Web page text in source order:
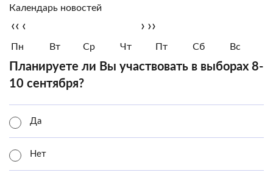
Календарь новостей
‹‹ ‹ › ››
Пн Вт Ср Чт Пт Сб Вс
Планируете ли Вы участвовать в выборах 8-
10 сентября?
Да
Нет